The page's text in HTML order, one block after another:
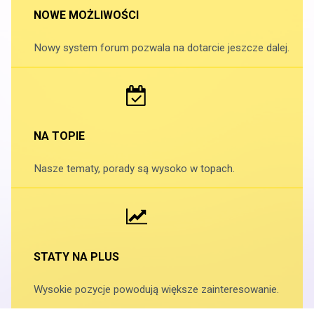
NOWE MOŻLIWOŚCI
Nowy system forum pozwala na dotarcie jeszcze dalej.
NA TOPIE
Nasze tematy, porady są wysoko w topach.
STATY NA PLUS
Wysokie pozycje powodują większe zainteresowanie.